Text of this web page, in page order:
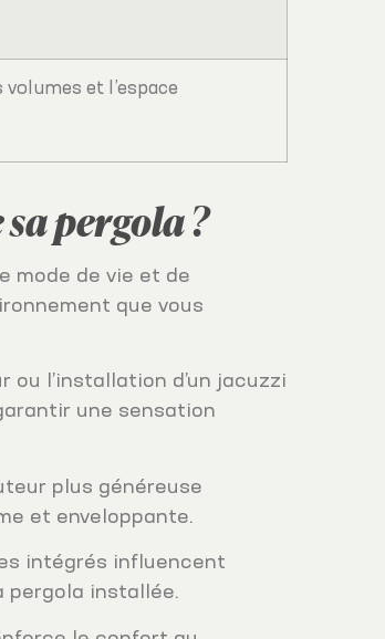
et l’espace
pergola ?
mode de vie et de
que vous
l’installation d’un jacuzzi
une sensation
plus généreuse
et enveloppante.
intégrés influencent
pergola installée.